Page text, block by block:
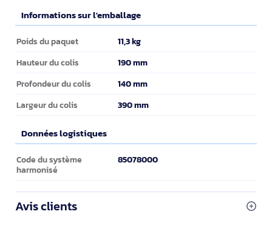
Informations sur l'emballage
Informations sur l'emballage
Poids du paquet 11,3 kg
Hauteur du colis 190 mm
Profondeur du colis 140 mm
Largeur du colis 390 mm
Données logistiques
Données logistiques
Code du système
harmonisé
85078000
Avis clients